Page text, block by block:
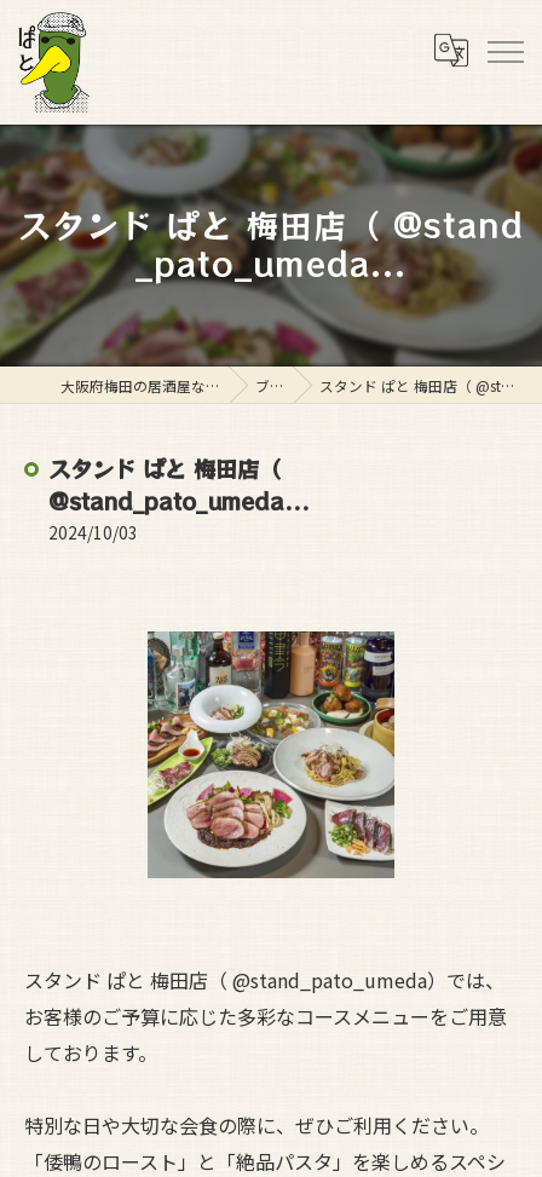
スタンド ぱと 梅田店（ @stand
_pato_umeda...
大阪府梅田の居酒屋ならスタンド ぱと ブログ スタンド ぱと 梅田店（ @stand_pato_umeda...
スタンド ぱと 梅田店（
@stand_pato_umeda...
2024/10/03
スタンド ぱと 梅田店（ @stand_pato_umeda）では、
お客様のご予算に応じた多彩なコースメニューをご用意
しております。
特別な日や大切な会食の際に、ぜひご利用ください。
「倭鴨のロースト」と「絶品パスタ」を楽しめるスペシ